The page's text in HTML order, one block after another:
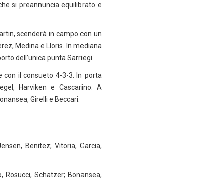
si preannuncia equilibrato e
scenderà in campo con un
Medina e Lloris. In mediana
dell’unica punta Sarriegi.
con il consueto 4-3-3. In porta
Harviken e Cascarino. A
Girelli e Beccari.
Benitez; Vitoria, Garcia,
Rosucci, Schatzer; Bonansea,